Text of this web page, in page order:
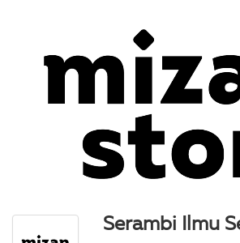
Serambi Ilmu